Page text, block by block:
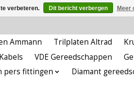
Ammann Trilplaten Altrad
VDE Gereedschappen
pers fittingen Diamant
verbeteren. Dit bericht verbergen Meer